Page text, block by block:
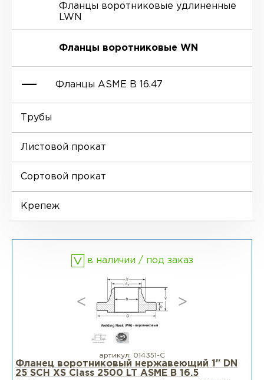
Отводы EN 10253-4
Отводы MSS SP-75
Переходы DIN 2616-1
Переходы DIN 2616-2
Ниппели
Фланцы воротниковые удлиненные
LWN
Фланцы воротниковые WN
Фланцы ASME B 16.47
Трубы
Листовой прокат
Сортовой прокат
Крепеж
в наличии / под заказ
артикул: 014351-С
Фланец воротниковый нержавеющий 1" DN
25 SCH XS Class 2500 LT ASME B 16.5